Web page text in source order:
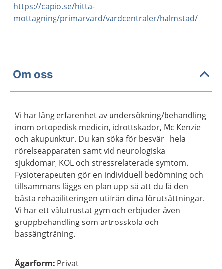
https://capio.se/hitta-
mottagning/primarvard/vardcentraler/halmstad/
Om oss
Vi har lång erfarenhet av undersökning/behandling
inom ortopedisk medicin, idrottskador, Mc Kenzie
och akupunktur. Du kan söka för besvär i hela
rörelseapparaten samt vid neurologiska
sjukdomar, KOL och stressrelaterade symtom.
Fysioterapeuten gör en individuell bedömning och
tillsammans läggs en plan upp så att du få den
bästa rehabiliteringen utifrån dina förutsättningar.
Vi har ett välutrustat gym och erbjuder även
gruppbehandling som artrosskola och
bassängträning.
Ägarform: Privat